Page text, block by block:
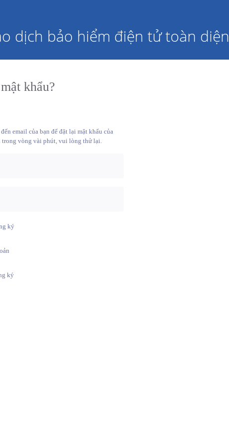
dịch bảo hiểm điện tử toàn diện
khẩu?
email của bạn để đặt lại mật khẩu của
trong vòng vài phút, vui lòng thử lại.
ký
ký